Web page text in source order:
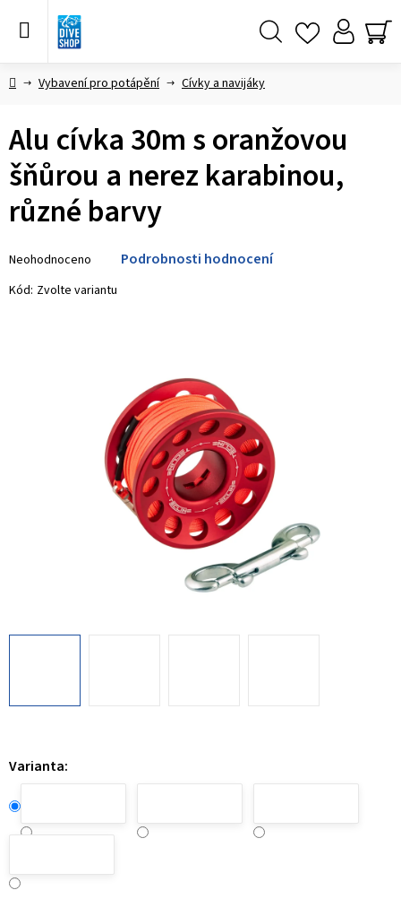
DomůVybavení pro potápění Cívky a navijáky
Varianta:
Alu cívka 30m s oranžovou
šňůrou a nerez karabinou,
různé barvy
hodnocení
produktu
Neohodnoceno Podrobnosti hodnocení
Kód: Zvolte variantu